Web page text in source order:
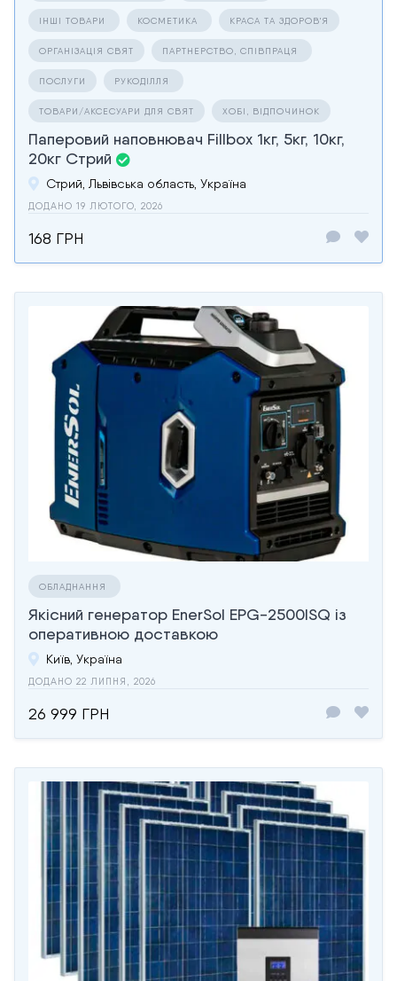
ІНШІ ТОВАРИ КОСМЕТИКА КРАСА ТА ЗДОРОВ'Я
ОРГАНІЗАЦІЯ СВЯТ ПАРТНЕРСТВО, СПІВПРАЦЯ
ПОСЛУГИ РУКОДІЛЛЯ
ТОВАРИ/АКСЕСУАРИ ДЛЯ СВЯТ ХОБІ, ВІДПОЧИНОК
Паперовий наповнювач Fillbox 1кг, 5кг, 10кг,
20кг Стрий
Стрий, Львівська область, Україна
ДОДАНО 19 ЛЮТОГО, 2026
168 ГРН
ОБЛАДНАННЯ
Якісний генератор EnerSol EPG-2500ISQ із
оперативною доставкою
Київ, Україна
ДОДАНО 22 ЛИПНЯ, 2026
26 999 ГРН